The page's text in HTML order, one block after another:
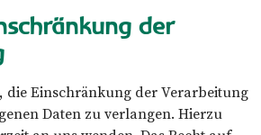
der
die Einschränkung der Verarbeitung
Daten zu verlangen. Hierzu